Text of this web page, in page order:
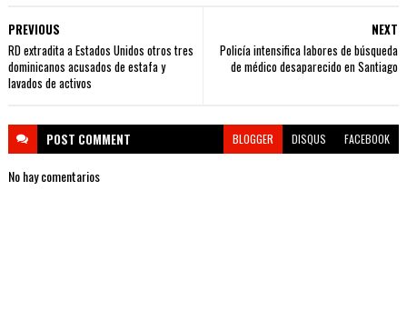
NEXT
Policía intensifica labores de búsqueda
de médico desaparecido en Santiago
PREVIOUS
RD extradita a Estados Unidos otros tres
dominicanos acusados de estafa y
lavados de activos
POST COMMENT BLOGGER DISQUS FACEBOOK
No hay comentarios